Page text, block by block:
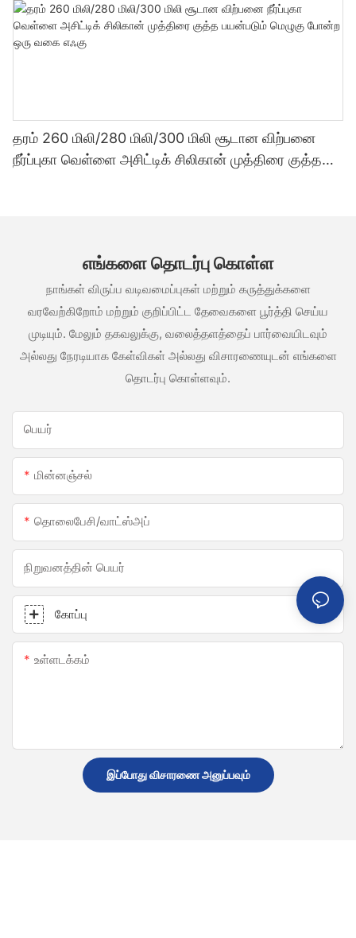
தரம் 260 மிலி/280 மிலி/300 மிலி சூடான விற்பனை
நீர்ப்புகா வெள்ளை அசிட்டிக் சிலிகான் முத்திரை குத்த
எங்களை தொடர்பு கொள்ள
நாங்கள் விருப்ப வடிவமைப்புகள் மற்றும் கருத்துக்களை
வரவேற்கிறோம் மற்றும் குறிப்பிட்ட தேவைகளை பூர்த்தி செய்ய
முடியும். மேலும் தகவலுக்கு, வலைத்தளத்தைப் பார்வையிடவும்
அல்லது நேரடியாக கேள்விகள் அல்லது விசாரணையுடன் எங்களை
தொடர்பு கொள்ளவும்.
பெயர்
மின்னஞ்சல்
தொலைபேசி/வாட்ஸ்அப்
நிறுவனத்தின் பெயர்
கோப்பு
உள்ளடக்கம்
இப்போது விசாரணை அனுப்பவும்